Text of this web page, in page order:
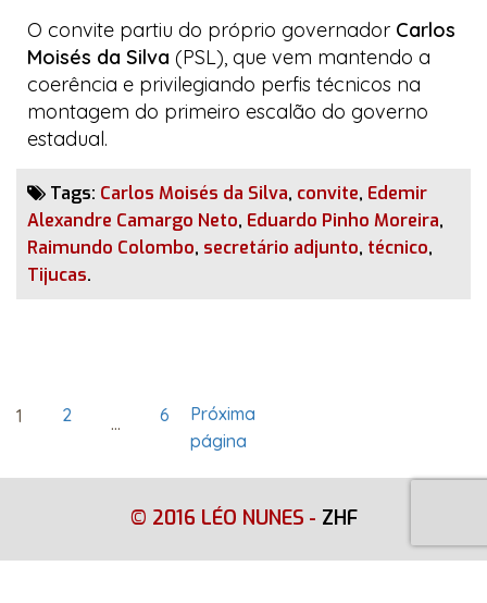
O convite partiu do próprio governador Carlos
Moisés da Silva (PSL), que vem mantendo a
coerência e privilegiando perfis técnicos na
montagem do primeiro escalão do governo
estadual.
Tags: Carlos Moisés da Silva, convite, Edemir
Alexandre Camargo Neto, Eduardo Pinho Moreira,
Raimundo Colombo, secretário adjunto, técnico,
Tijucas.
Paginação
posts
Página
1 Página
2 … Página
6
Próxima
página
© 2016 LÉO NUNES - ZHF